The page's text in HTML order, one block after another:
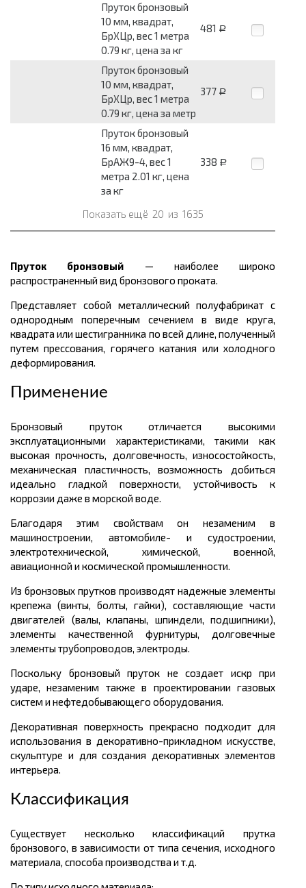
Пруток бронзовый
10 мм, квадрат,
БрХЦр, вес 1 метра
0.79 кг, цена за кг
481 Р
Пруток бронзовый
10 мм, квадрат,
БрХЦр, вес 1 метра
0.79 кг, цена за метр
377 Р
Пруток бронзовый
16 мм, квадрат,
БрАЖ9-4, вес 1
метра 2.01 кг, цена
за кг
338 Р
Показать ещё 20 из 1635
Пруток бронзовый — наиболее широко
распространенный вид бронзового проката.
Представляет собой металлический полуфабрикат с
однородным поперечным сечением в виде круга,
квадрата или шестигранника по всей длине, полученный
путем прессования, горячего катания или холодного
деформирования.
Применение
Бронзовый пруток отличается высокими
эксплуатационными характеристиками, такими как
высокая прочность, долговечность, износостойкость,
механическая пластичность, возможность добиться
идеально гладкой поверхности, устойчивость к
коррозии даже в морской воде.
Благодаря этим свойствам он незаменим в
машиностроении, автомобиле- и судостроении,
электротехнической, химической, военной,
авиационной и космической промышленности.
Из бронзовых прутков производят надежные элементы
крепежа (винты, болты, гайки), составляющие части
двигателей (валы, клапаны, шпиндели, подшипники),
элементы качественной фурнитуры, долговечные
элементы трубопроводов, электроды.
Поскольку бронзовый пруток не создает искр при
ударе, незаменим также в проектировании газовых
систем и нефтедобывающего оборудования.
Декоративная поверхность прекрасно подходит для
использования в декоративно-прикладном искусстве,
скульптуре и для создания декоративных элементов
интерьера.
Классификация
Существует несколько классификаций прутка
бронзового, в зависимости от типа сечения, исходного
материала, способа производства и т.д.